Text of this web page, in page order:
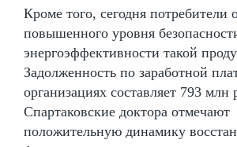
Кроме того, сегодня потребители
повышенного уровня
энергоэффективности такой
Задолженность по заработной
организациях составляет 793 млн
Спартаковские доктора отмечают
положительную динамику